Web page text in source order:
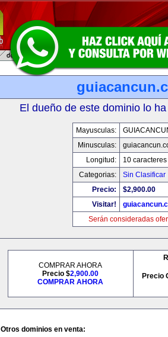
El dueño de este dominio lo
Mayusculas:
Minusculas:
Longitud:
10 caracteres
Categorias:
Sin Clasificar
Precio:
$2,900.00
Visitar!
Serán consideradas
COMPRAR AHORA
Precio $2,900.00
COMPRAR AHORA
Precio
Otros dominios en venta: